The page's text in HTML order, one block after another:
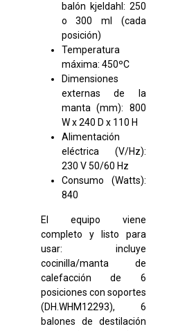
balón kjeldahl: 250
o 300 ml (cada
posición)
Temperatura
máxima: 450ºC
Dimensiones
externas de la
manta (mm): 800
W x 240 D x 110 H
Alimentación
eléctrica (V/Hz):
230 V 50/60 Hz
Consumo (Watts):
840
El equipo viene
completo y listo para
usar: incluye
cocinilla/manta de
calefacción de 6
posiciones con soportes
(DH.WHM12293), 6
balones de destilación